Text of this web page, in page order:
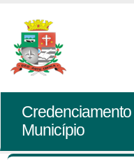
Município